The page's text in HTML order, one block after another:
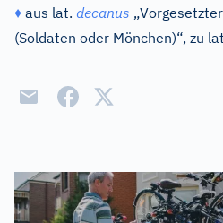
♦ aus lat. decanus
(Soldaten oder Mönchen)“, zu